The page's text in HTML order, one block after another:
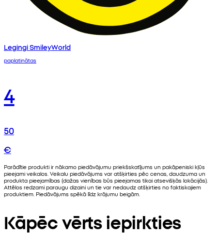
Legingi SmileyWorld
paplatinātas
4
50
€
Parādītie produkti ir nākamo piedāvājumu priekšskatījums un pakāpeniski kļūs
pieejami veikalos. Veikalu piedāvājums var atšķirties pēc cenas, daudzuma un
produkta pieejamības (dažas vienības būs pieejamas tikai atsevišķās lokācijās).
Attēlos redzami paraugu dizaini un tie var nedaudz atšķirties no faktiskajiem
produktiem. Piedāvājums spēkā līdz krājumu beigām.
Kāpēc vērts iepirkties